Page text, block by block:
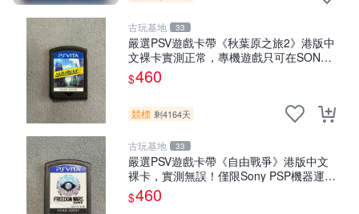
古玩基地 33
嚴選PSV遊戲卡帶《秋葉原之旅2》港版中
文裸卡實測正常，專機遊戲只可在SONY
PSV上運行 卡帶 psv 港版
$460
競標 剩4164天
古玩基地 33
嚴選PSV遊戲卡帶《自由戰爭》港版中文
裸卡，實測無誤！僅限Sony PSP機器運
行，其他無法使用。單次購兩張以上享優
惠。 自由戰爭 PSP 港版 卡帶
$460